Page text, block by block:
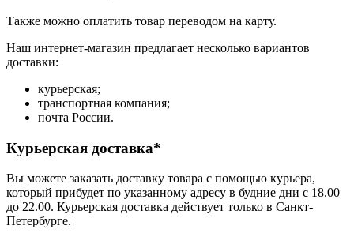
Также можно оплатить товар переводом на карту.
Наш интернет-магазин предлагает несколько вариантов
доставки:
курьерская;
транспортная компания;
почта России.
Курьерская доставка*
Вы можете заказать доставку товара с помощью курьера,
который прибудет по указанному адресу в будние дни с 18.00
до 22.00. Курьерская доставка действует только в Санкт-
Петербурге.